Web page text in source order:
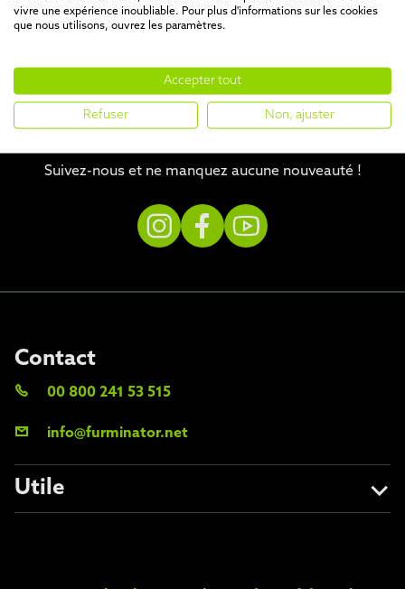
N° de TVA : DE 245275758
Suivez-nous et ne manquez aucune nouveauté !
Utile
Contact
00 800 241 53 515
info@furminator.net
vivre une expérience inoubliable. Pour plus d'informations sur les cookies
que nous utilisons, ouvrez les paramètres.
Accepter tout
Refuser Non, ajuster